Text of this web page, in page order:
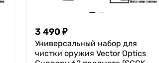
3 490 ₽
Универсальный набор для
чистки оружия Vector Optics